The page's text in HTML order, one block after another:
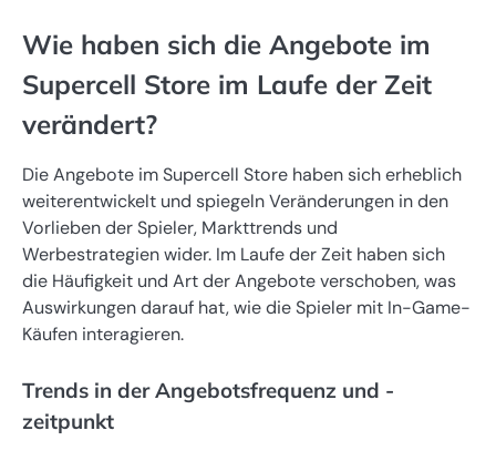
Wie haben sich die Angebote im
Supercell Store im Laufe der Zeit
verändert?
Die Angebote im Supercell Store haben sich erheblich
weiterentwickelt und spiegeln Veränderungen in den
Vorlieben der Spieler, Markttrends und
Werbestrategien wider. Im Laufe der Zeit haben sich
die Häufigkeit und Art der Angebote verschoben, was
Auswirkungen darauf hat, wie die Spieler mit In-Game-
Käufen interagieren.
Trends in der Angebotsfrequenz und -
zeitpunkt